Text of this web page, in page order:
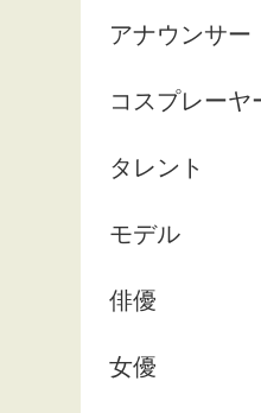
アナウンサー
コスプレーヤ
タレント
モデル
俳優
女優